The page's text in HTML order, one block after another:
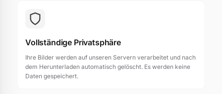
Vollständige Privatsphäre
Ihre Bilder werden auf unseren Servern verarbeitet und nach
dem Herunterladen automatisch gelöscht. Es werden keine
Daten gespeichert.